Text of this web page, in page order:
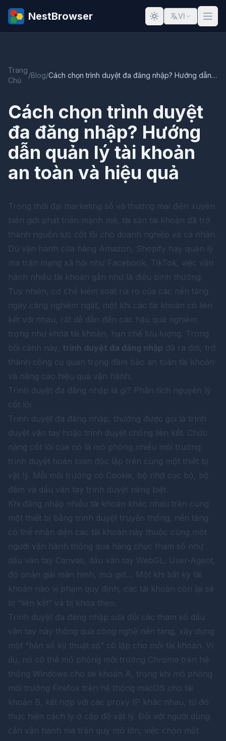
NestBrowser VI
Trang
Chủ
/Blog/ Cách chọn trình duyệt đa đăng nhập? Hướng dẫn quản lý tài khoản an toàn và hiệu quả
Cách chọn trình duyệt
đa đăng nhập? Hướng
dẫn quản lý tài khoản
an toàn và hiệu quả
Trong thời đại marketing số và thương mại điện xuyên
biên giới phát triển mạnh mẽ, tài sản tài khoản đã trở
thành nguồn lực cốt lõi cho doanh nghiệp và cá nhân.
Dù vận hành cửa hàng Amazon, Shopify hay quản lý
ma trận mạng xã hội như Facebook, TikTok, việc vận
hành nhiều tài khoản gần như là điều bình thường.
Tuy nhiên, cơ chế kiểm soát rủi ro của các nền tảng
ngày càng nghiêm ngặt, một khi các tài khoản có liên
kết với nhau, rất dễ dẫn đến các hậu quả nghiêm
trọng như khóa tài khoản, hạn chế lưu lượng. Trong
bối cảnh này, trình duyệt đa đăng nhập đã ra đời, trở
thành công cụ quan trọng đảm bảo an toàn tài khoản
và nâng cao hiệu quả vận hành.
Trình duyệt đa đăng nhập là gì? Phân tích nguyên lý
cốt lõi
Trình duyệt đa đăng nhập, thường được gọi là trình
duyệt vân tay hoặc trình duyệt chống liên kết. Chức
năng cốt lõi của nó là mô phỏng nhiều môi trường
trình duyệt hoàn toàn độc lập trên cùng một thiết bị
vật lý. Mỗi môi trường có Cookie, bộ nhớ cục bộ, bộ
đệm và dấu vân tay trình duyệt riêng biệt.
Khi đăng nhập nhiều tài khoản khác nhau trên cùng
một thiết bị bằng trình duyệt truyền thống, nền tảng
có thể nhận diện các tài khoản này thuộc cùng một
người vận hành thông qua hàng chục tham số như
dấu vân tay Canvas, dấu vân tay WebGL, User-Agent,
độ phân giải màn hình, múi giờ… Một khi bất kỳ tài
khoản nào vi phạm quy định, các tài khoản còn lại sẽ
bị “liên kết” và bị khóa theo.
Trình duyệt đa đăng nhập sửa đổi các tham số dấu
vân tay này thông qua công nghệ nền tảng, xây dựng
một “bản số kỹ thuật số” cô lập cho mỗi tài khoản. Ví
dụ, nó có thể mô phỏng môi trường Chrome trên hệ
thống Windows cho tài khoản A, trong khi mô phỏng
môi trường Firefox trên hệ thống macOS cho tài
khoản B, kết hợp với các proxy IP khác nhau, từ đó
thực hiện cách ly ở cấp độ vật lý. Đối với người dùng
cần vận hành ma trận quy mô lớn, việc chọn một